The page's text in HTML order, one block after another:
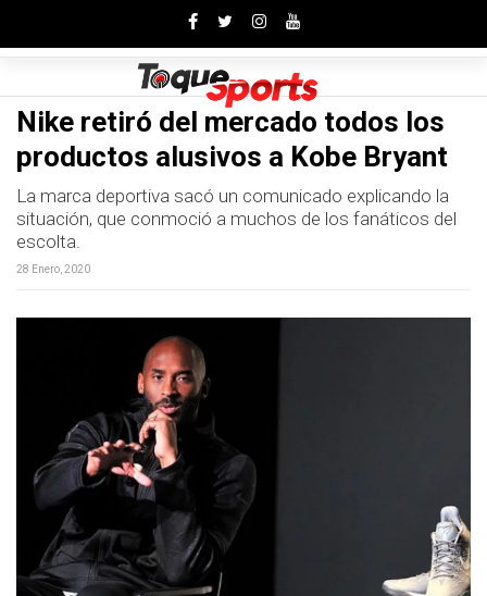
Nike retiró del mercado todos los
productos alusivos a Kobe Bryant
La marca deportiva sacó un comunicado explicando la
situación, que conmoció a muchos de los fanáticos del
escolta.
28 Enero, 2020